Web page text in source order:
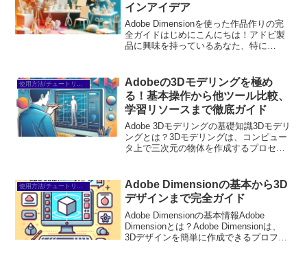
インアイデア
Adobe Dimensionを使った作品作りの完
全ガイドはじめにこんにちは！アドビ製
品に興味を持っているあなた、特に
方々がこの素晴らしいツールを使いこ
な...
使用方法/チュートリアル
Adobeの3Dモデリングを極め
る！基本操作から他ツール比較、
学習リソースまで徹底ガイド
Adobe 3Dモデリングの基礎知識3Dモデリ
ングとは？3Dモデリングは、コンピュー
タ上で三次元の物体を作成するプロセス
現できます。ゲームや映画、製品デザイ
ンなど、さま...
使用方法/チュートリアル
Adobe Dimensionの基本から3D
デザインまで完全ガイド
Adobe Dimensionの基本情報Adobe
Dimensionとは？Adobe Dimensionは、
3Dデザインを簡単に作成できるプロフェ